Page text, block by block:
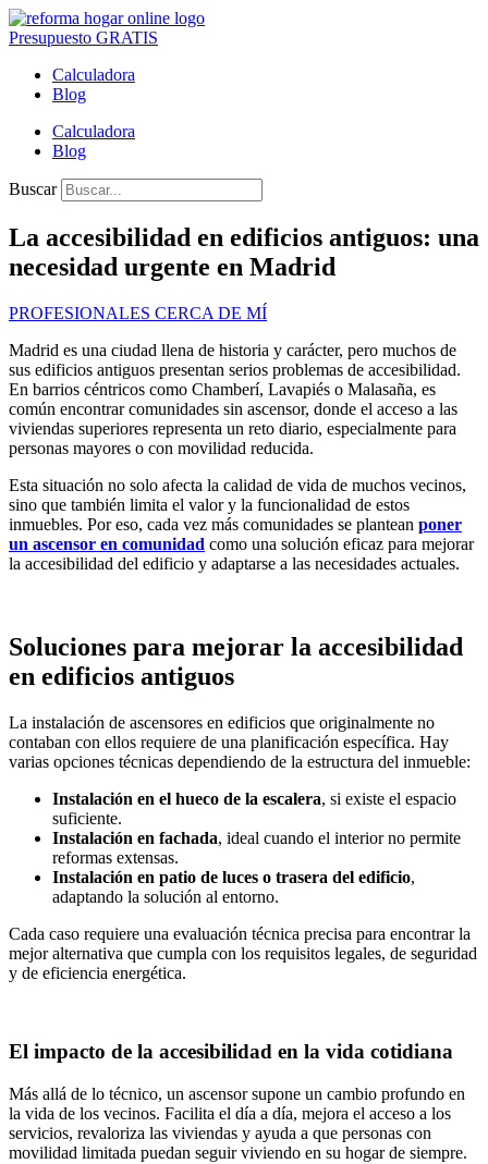
Presupuesto GRATIS
Calculadora
Blog
Calculadora
Blog
Buscar
La accesibilidad en edificios antiguos: una
necesidad urgente en Madrid
PROFESIONALES CERCA DE MÍ
Madrid es una ciudad llena de historia y carácter, pero muchos de
sus edificios antiguos presentan serios problemas de accesibilidad.
En barrios céntricos como Chamberí, Lavapiés o Malasaña, es
común encontrar comunidades sin ascensor, donde el acceso a las
viviendas superiores representa un reto diario, especialmente para
personas mayores o con movilidad reducida.
Esta situación no solo afecta la calidad de vida de muchos vecinos,
sino que también limita el valor y la funcionalidad de estos
inmuebles. Por eso, cada vez más comunidades se plantean poner
un ascensor en comunidad como una solución eficaz para mejorar
la accesibilidad del edificio y adaptarse a las necesidades actuales.
Soluciones para mejorar la accesibilidad
en edificios antiguos
La instalación de ascensores en edificios que originalmente no
contaban con ellos requiere de una planificación específica. Hay
varias opciones técnicas dependiendo de la estructura del inmueble:
Instalación en el hueco de la escalera, si existe el espacio
suficiente.
Instalación en fachada, ideal cuando el interior no permite
reformas extensas.
Instalación en patio de luces o trasera del edificio,
adaptando la solución al entorno.
Cada caso requiere una evaluación técnica precisa para encontrar la
mejor alternativa que cumpla con los requisitos legales, de seguridad
y de eficiencia energética.
El impacto de la accesibilidad en la vida cotidiana
Más allá de lo técnico, un ascensor supone un cambio profundo en
la vida de los vecinos. Facilita el día a día, mejora el acceso a los
servicios, revaloriza las viviendas y ayuda a que personas con
movilidad limitada puedan seguir viviendo en su hogar de siempre.